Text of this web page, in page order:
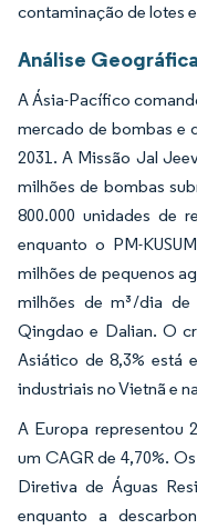
contaminação de lotes
Análise Geográfica
A Ásia-Pacífico
mercado de bombas e
2031. A Missão Jal
milhões de bombas
800.000 unidades de
enquanto o PM-
milhões de pequenos
milhões de m³/dia de
Qingdao e Dalian. O
Asiático de 8,3% está
industriais no Vietnã e
A Europa representou
um CAGR de 4,70%.
Diretiva de Águas
enquanto a